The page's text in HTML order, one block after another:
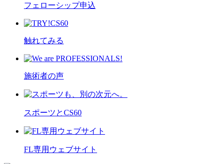
フェローシップ申込
触れてみる
施術者の声
スポーツとCS60
FL専用ウェブサイト